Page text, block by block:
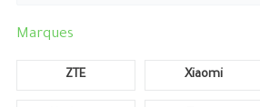
Marques
ZTE Xiaomi